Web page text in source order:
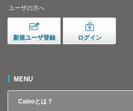
ユーザの方へ
新規ユーザ登録 ログイン
MENU
Calooとは？